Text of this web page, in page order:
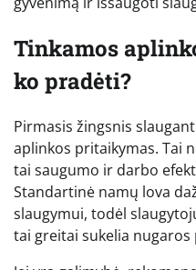
Tinkamos
ko pradėti?
Pirmasis žingsnis
aplinkos pritaikymas. Tai
tai saugumo ir darbo
Standartinė namų lova
slaugymui, todėl
tai greitai sukelia nugaros